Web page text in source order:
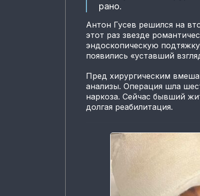
рано.
Антон Гусев решился на
этот раз звезде
эндоскопическую
появились «уставший
Пред хирургическим
анализы. Операция шла
наркоза. Сейчас бывший
долгая реабилитация.